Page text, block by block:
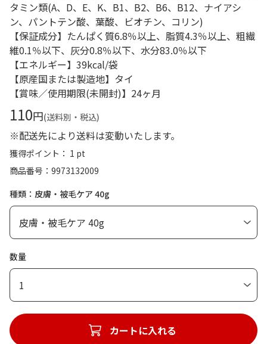
タミン類(A、D、E、K、B1、B2、B6、B12、ナイアシ
ン、パントテン酸、葉酸、ビオチン、コリン)
【保証成分】たんぱく質6.8％以上、脂質4.3％以上、粗繊
維0.1％以下、灰分0.8％以下、水分83.0％以下
【エネルギー】39kcal/袋
【原産国または製造地】タイ
【賞味／使用期限(未開封)】24ヶ月
110円(送料別・税込)
※配送先により送料は変動いたします。
獲得ポイント： 1 pt
商品番号
9973132009
種類：皮膚・被毛ケア 40g
数量
1
カートに入れる